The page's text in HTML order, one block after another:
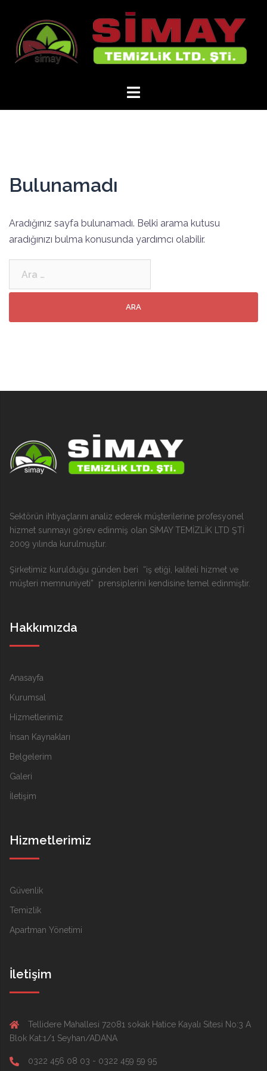
Bulunamadı
Aradığınız sayfa bulunamadı. Belki arama kutusu
aradığınızı bulma konusunda yardımcı olabilir.
Sektörün ihtiyaçlarını analiz ederek müşterilerine profesyonel
hizmet sunmayı görev edinmiş olan SİMAY TEMİZLİK LTD ŞTİ
2009 yılında kurulmuştur.
Şirketimiz kurulduğu günden beri “iş etiği, kaliteli hizmet ve
müşteri memnuniyeti” prensiplerini kendisine temel edinmiştir.
Hakkımızda
Anasayfa
Kurumsal
Hizmetlerimiz
İnsan Kaynakları
Belgelerim
Galeri
İletişim
Hizmetlerimiz
Güvenlik
Temizlik
Apartman Yönetimi
İletişim
Tellidere Mahallesi 72081 sokak Hatice Kayalı Sitesi No:3 A
Blok Kat:1/1 Seyhan/ADANA
0322 456 08 03 - 0322 459 59 95